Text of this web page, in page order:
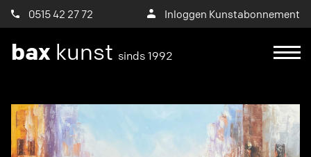
0515 42 27 72 Inloggen Kunstabonnement
bax kunst sinds 1992